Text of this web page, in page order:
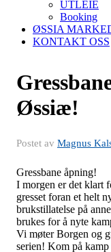
UTLEIE
Booking
ØSSIA
KONTAKT OSS
Øssiæ!
Postet av Magnus
Gressbane åpning!
I morgen er det klart
gresset foran et helt
brukstillatelse på
brukes for å nyte
Vi møter Borgen og
serien! Kom på